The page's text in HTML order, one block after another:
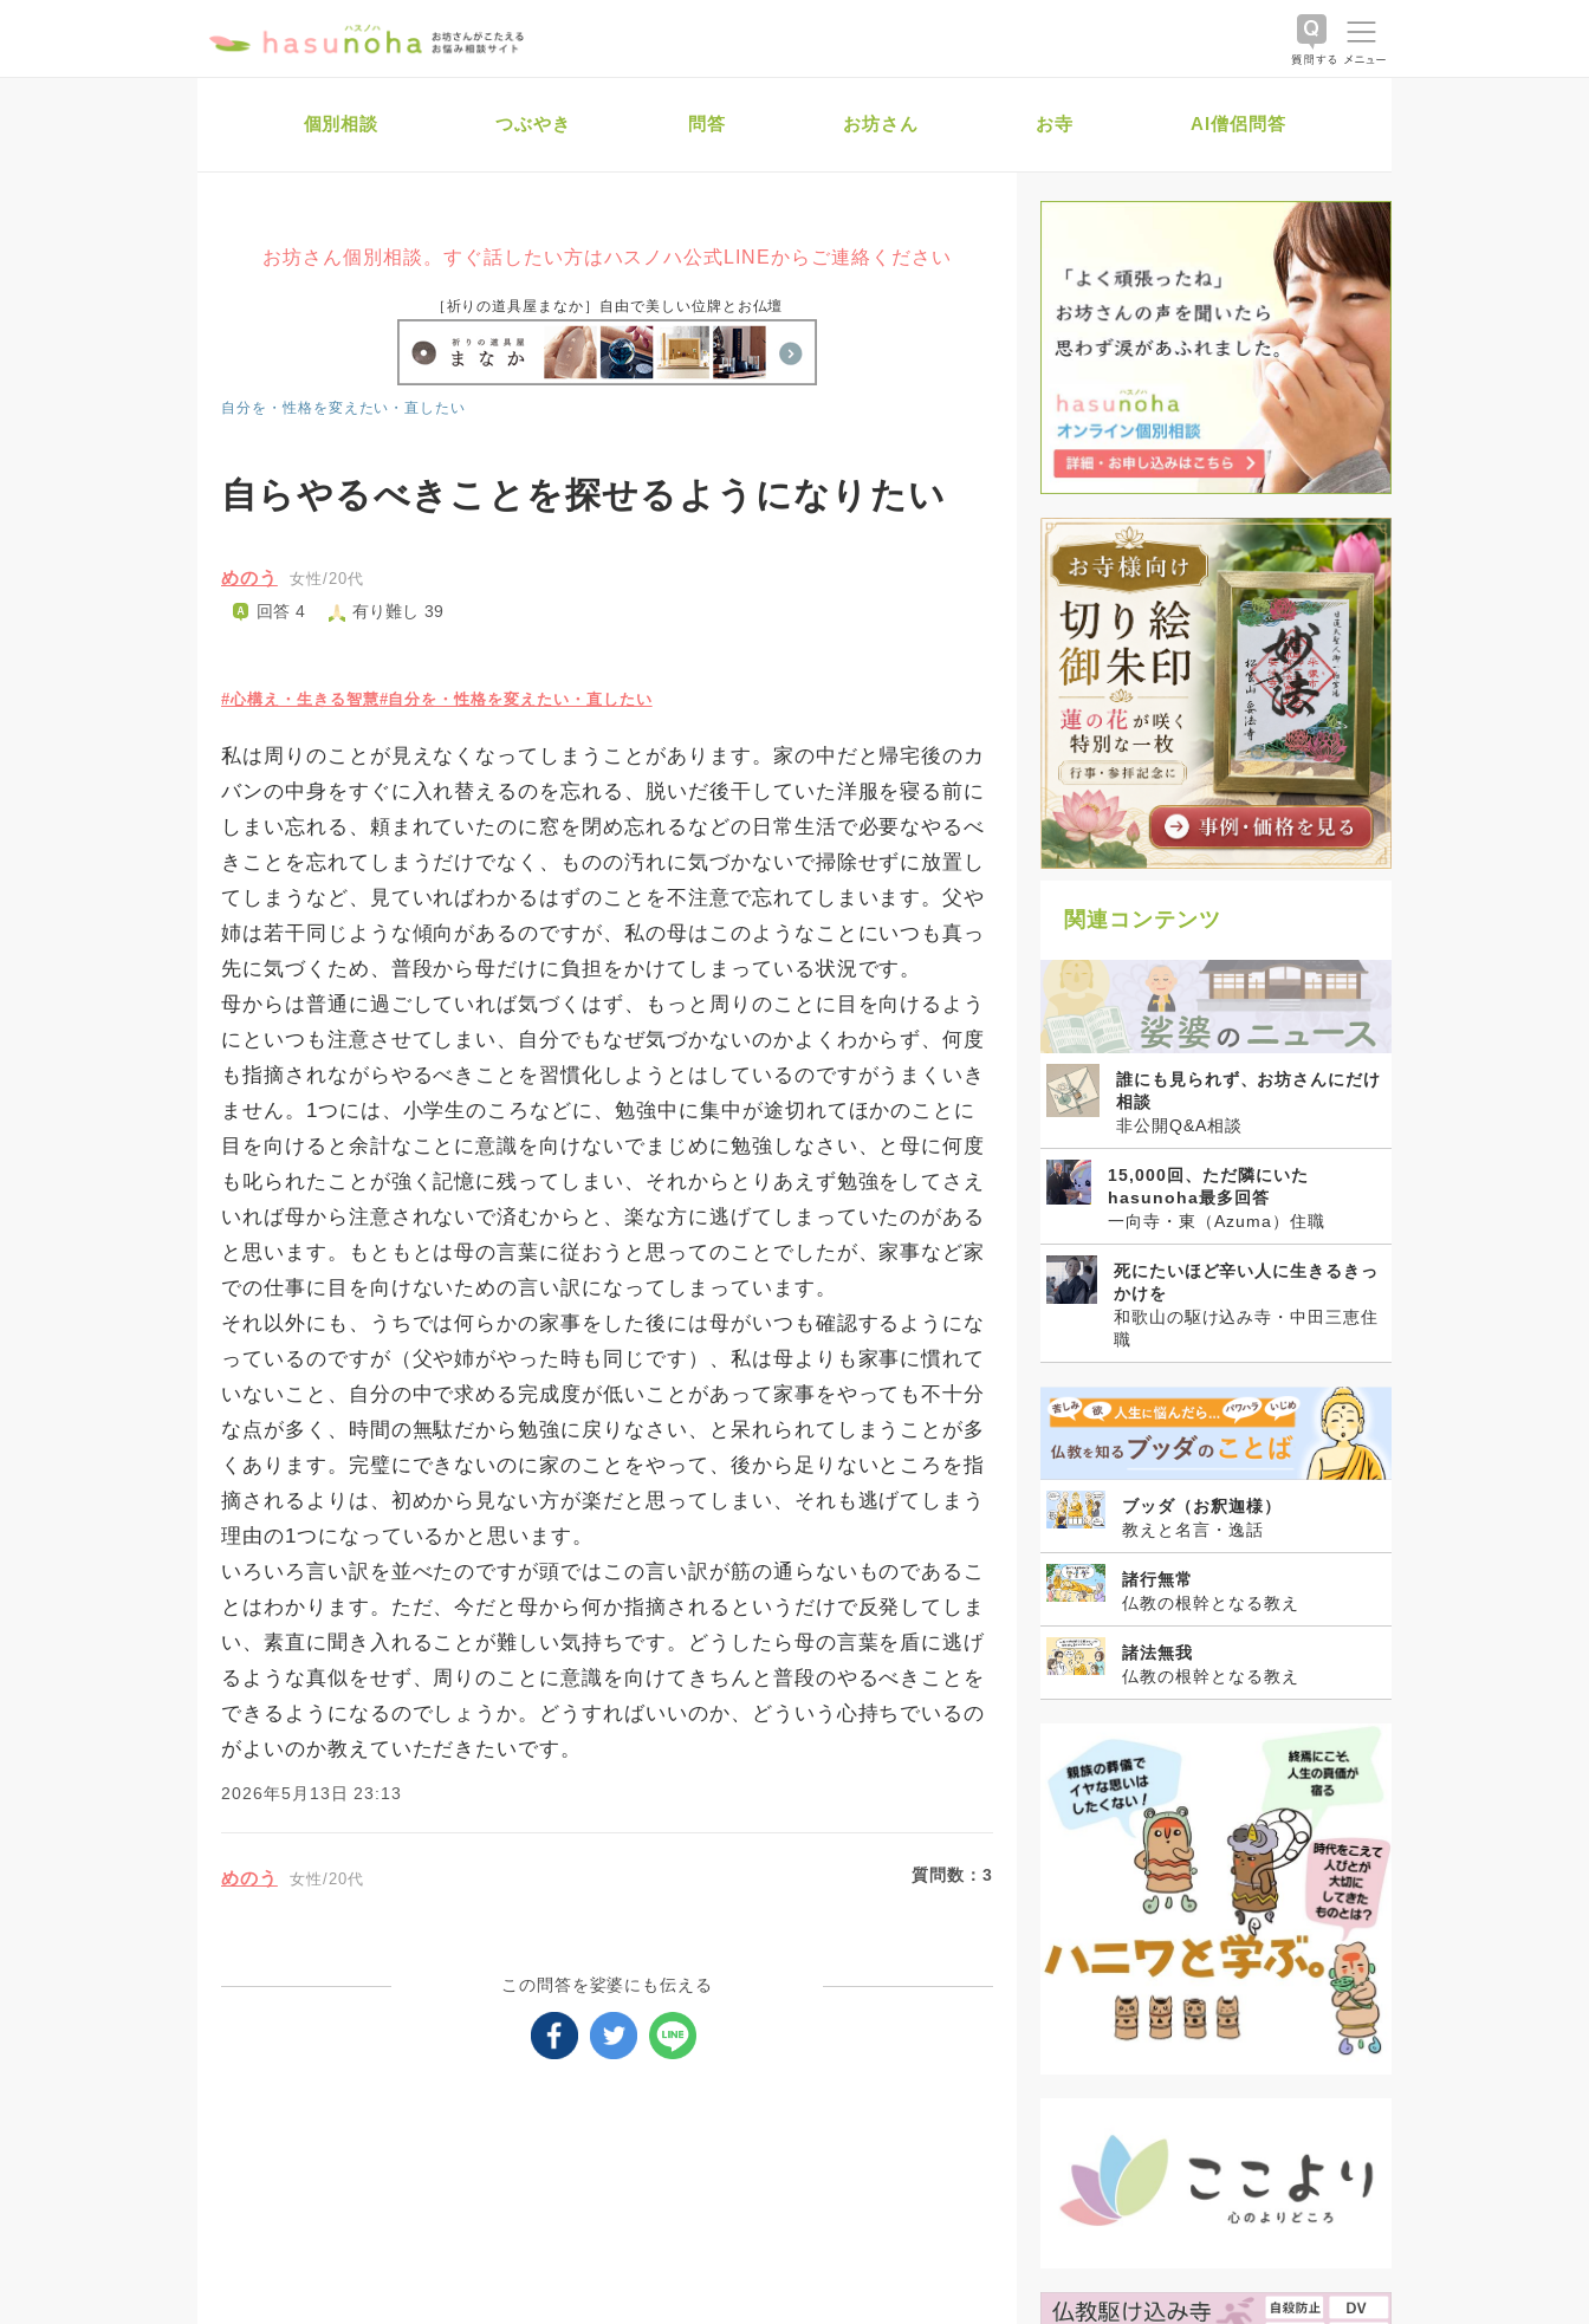
個別相談 つぶやき 問答 お坊さん お寺 AI僧侶問答
お坊さん個別相談。すぐ話したい方はハスノハ公式LINEからご連絡ください
［祈りの道具屋まなか］自由で美しい位牌とお仏壇
自分を・性格を変えたい・直したい
自らやるべきことを探せるようになりたい
めのう 女性/20代
回答 4 有り難し 39
#心構え・生きる智慧#自分を・性格を変えたい・直したい
私は周りのことが見えなくなってしまうことがあります。家の中だと帰宅後のカ
バンの中身をすぐに入れ替えるのを忘れる、脱いだ後干していた洋服を寝る前に
しまい忘れる、頼まれていたのに窓を閉め忘れるなどの日常生活で必要なやるべ
きことを忘れてしまうだけでなく、ものの汚れに気づかないで掃除せずに放置し
てしまうなど、見ていればわかるはずのことを不注意で忘れてしまいます。父や
姉は若干同じような傾向があるのですが、私の母はこのようなことにいつも真っ
先に気づくため、普段から母だけに負担をかけてしまっている状況です。
母からは普通に過ごしていれば気づくはず、もっと周りのことに目を向けるよう
にといつも注意させてしまい、自分でもなぜ気づかないのかよくわからず、何度
も指摘されながらやるべきことを習慣化しようとはしているのですがうまくいき
ません。1つには、小学生のころなどに、勉強中に集中が途切れてほかのことに
目を向けると余計なことに意識を向けないでまじめに勉強しなさい、と母に何度
も叱られたことが強く記憶に残ってしまい、それからとりあえず勉強をしてさえ
いれば母から注意されないで済むからと、楽な方に逃げてしまっていたのがある
と思います。もともとは母の言葉に従おうと思ってのことでしたが、家事など家
での仕事に目を向けないための言い訳になってしまっています。
それ以外にも、うちでは何らかの家事をした後には母がいつも確認するようにな
っているのですが（父や姉がやった時も同じです）、私は母よりも家事に慣れて
いないこと、自分の中で求める完成度が低いことがあって家事をやっても不十分
な点が多く、時間の無駄だから勉強に戻りなさい、と呆れられてしまうことが多
くあります。完璧にできないのに家のことをやって、後から足りないところを指
摘されるよりは、初めから見ない方が楽だと思ってしまい、それも逃げてしまう
理由の1つになっているかと思います。
いろいろ言い訳を並べたのですが頭ではこの言い訳が筋の通らないものであるこ
とはわかります。ただ、今だと母から何か指摘されるというだけで反発してしま
い、素直に聞き入れることが難しい気持ちです。どうしたら母の言葉を盾に逃げ
るような真似をせず、周りのことに意識を向けてきちんと普段のやるべきことを
できるようになるのでしょうか。どうすればいいのか、どういう心持ちでいるの
がよいのか教えていただきたいです。
2026年5月13日 23:13
めのう 女性/20代 質問数：3
この問答を娑婆にも伝える
関連コンテンツ
誰にも見られず、お坊さんにだけ
相談
非公開Q&A相談
15,000回、ただ隣にいた
hasunoha最多回答
一向寺・東（Azuma）住職
死にたいほど辛い人に生きるきっ
かけを
和歌山の駆け込み寺・中田三恵住
職
ブッダ（お釈迦様）
教えと名言・逸話
諸行無常
仏教の根幹となる教え
諸法無我
仏教の根幹となる教え